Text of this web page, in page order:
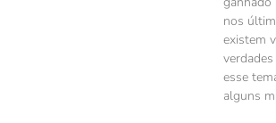
nos
existem
esse
alguns